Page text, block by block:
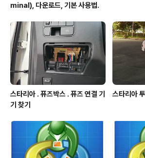
minal), 다운로드, 기본 사용법.
스타리아 . 퓨즈박스 . 퓨즈 연결 기
기 찾기
스타리아